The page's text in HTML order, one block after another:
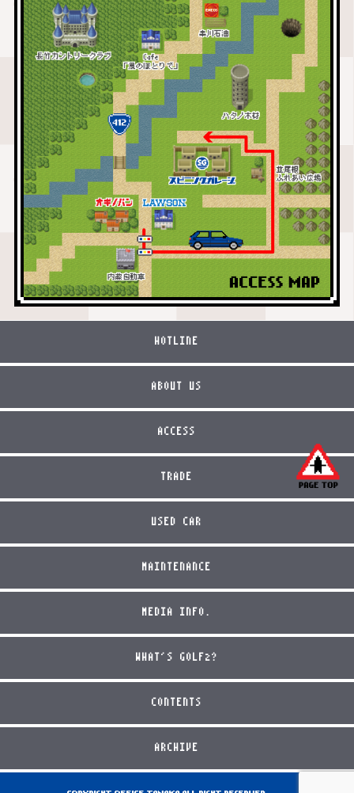
HOTLINE
ABOUT US
ACCESS
TRADE
USED CAR
MAINTENANCE
MEDIA INFO.
WHAT'S GOLF2?
CONTENTS
ARCHIVE